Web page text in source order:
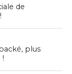
de
plus